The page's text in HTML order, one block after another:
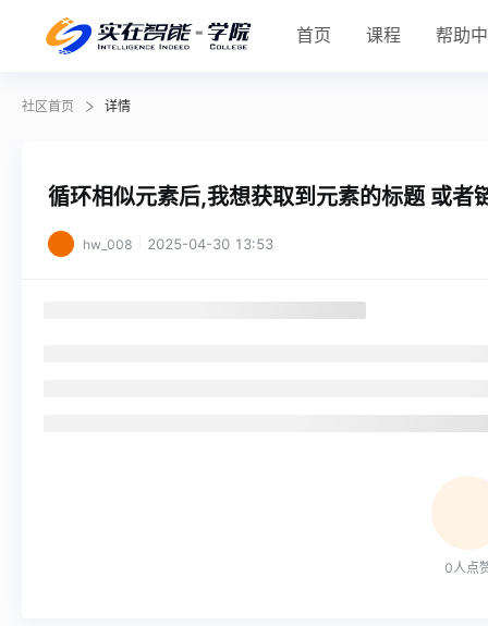
首页 课程 帮助
社区首页 详情
循环相似元素后,我想获取到元素的标题 或者
hw_008 2025-04-30 13:53
0人点